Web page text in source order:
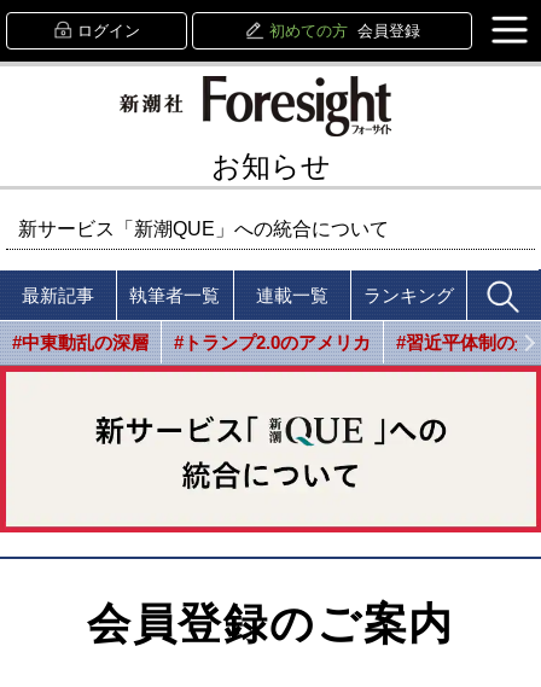
ログイン 初めての方 会員登録
お知らせ
新サービス「新潮QUE」への統合について
最新記事 執筆者一覧 連載一覧 ランキング
#中東動乱の深層 #トランプ2.0のアメリカ #習近平体制の光
会員登録のご案内